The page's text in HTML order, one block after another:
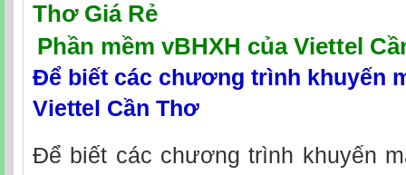
Thơ Giá Rẻ
Phần mềm vBHXH của Viettel
Để biết các chương trình khuyến
Viettel Cần Thơ
Để biết các chương trình khuyến